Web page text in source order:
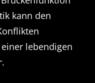
kann den
lebendigen